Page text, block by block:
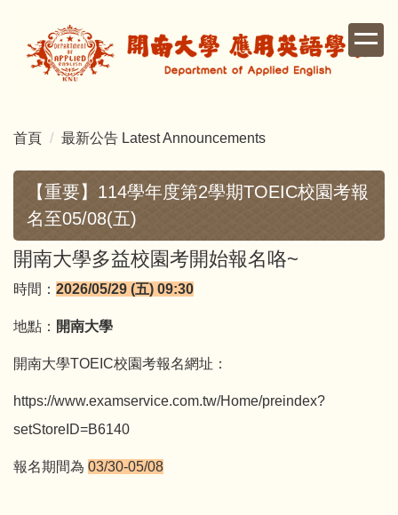
區
首頁 最新公告 Latest Announcements
【重要】114學年度第2學期TOEIC校園考報
名至05/08(五)
開南大學多益校園考開始報名咯~
時間： 2026/05/29 (五) 09:30
地點： 開南大學
開南大學TOEIC校園考報名網址：
https://www.examservice.com.tw/Home/preindex?
setStoreID=B6140
報名期間為 03/30-05/08